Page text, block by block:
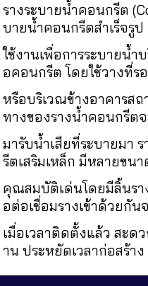
รางระบายน้ำคอนกรีต
บายน้ำคอนกรีตสำเร็จรูป
ใช้งานเพื่อการระบายน้
อคอนกรีต โดยใช้วางที่ร
หรือบริเวณข้างอาคารส
ทางของรางน้ำคอนกรีต
มารับน้ำเสียที่ระบายมา
รีตเสริมเหล็ก มีหลายขนา
คุณสมบัติเด่นโดยมีลิ้นรา
อต่อเชื่อมรางเข้าด้วยกั
เมื่อเวลาติดตั้งแล้ว สะด
าน ประหยัดเวลาก่อสร้าง